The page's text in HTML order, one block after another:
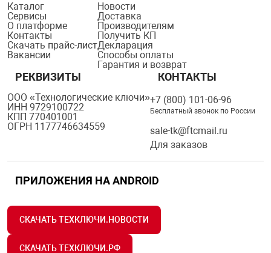
Каталог
Сервисы
О платформе
Контакты
Скачать прайс-лист
Вакансии
Новости
Доставка
Производителям
Получить КП
Декларация
Способы оплаты
Гарантия и возврат
РЕКВИЗИТЫ
ООО «Технологические ключи»
ИНН 9729100722
КПП 770401001
ОГРН 1177746634559
КОНТАКТЫ
+7 (800) 101-06-96
Бесплатный звонок по России
sale-tk@ftcmail.ru
Для заказов
ПРИЛОЖЕНИЯ НА ANDROID
СКАЧАТЬ ТЕХКЛЮЧИ.НОВОСТИ
СКАЧАТЬ ТЕХКЛЮЧИ.РФ